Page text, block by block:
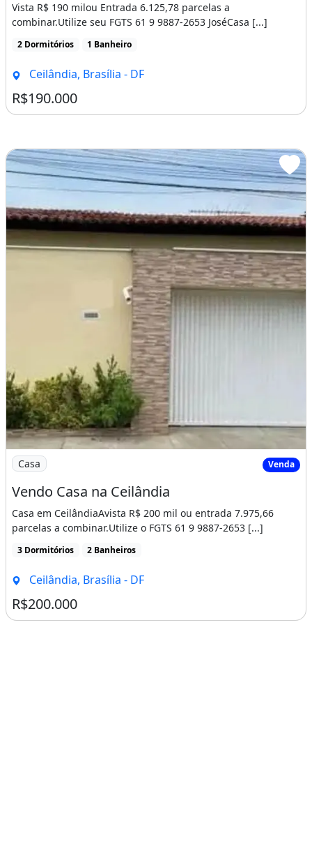
Vista R$ 190 milou Entrada 6.125,78 parcelas a
combinar.Utilize seu FGTS 61 9 9887-2653 JoséCasa [...]
2 Dormitórios 1 Banheiro
Ceilândia, Brasília - DF
R$190.000
Imagem: Vendo Casa na Ceilândia
Casa Venda
Vendo Casa na Ceilândia
Casa em CeilândiaAvista R$ 200 mil ou entrada 7.975,66
parcelas a combinar.Utilize o FGTS 61 9 9887-2653 [...]
3 Dormitórios 2 Banheiros
Ceilândia, Brasília - DF
R$200.000